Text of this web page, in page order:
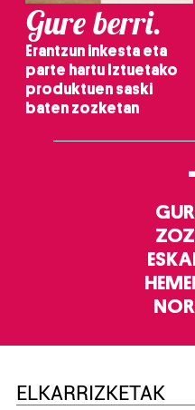
Gure berri.
Erantzun inkesta eta
parte hartu Iztuetako
produktuen saski
baten zozketan
ELKARRIZKETAK